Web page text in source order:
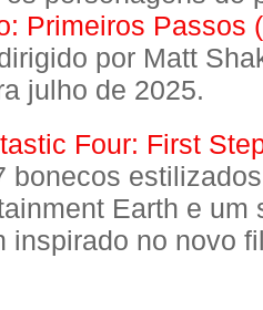
Primeiros Passos
por Matt
julho de 2025.
Four: First
bonecos
Earth e um
inspirado no novo